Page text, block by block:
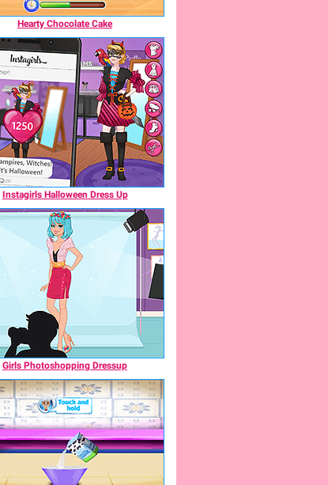
Hearty Chocolate Cake
Instagirls Halloween Dress Up
Girls Photoshopping Dressup